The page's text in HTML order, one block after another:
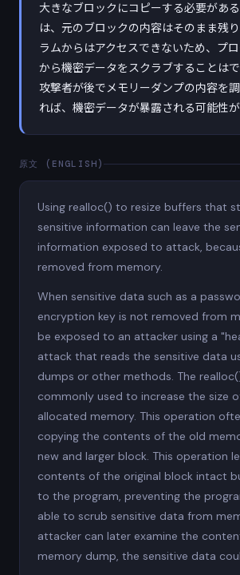
大きなブロックにコピーする必要があ
は、元のブロックの内容はそのまま残
ラムからはアクセスできないため、プ
から機密データをスクラブすることは
攻撃者が後でメモリーダンプの内容を
れば、機密データが暴露される可能性が
原文 (ENGLISH)
Using realloc() to resize buffers that
sensitive information can leave the
information exposed to attack,
removed from memory.
When sensitive data such as a
encryption key is not removed from
be exposed to an attacker using a
attack that reads the sensitive data
dumps or other methods. The
commonly used to increase the size
allocated memory. This operation
copying the contents of the old
new and larger block. This operation
contents of the original block intact
to the program, preventing the
able to scrub sensitive data from
attacker can later examine the
memory dump, the sensitive data